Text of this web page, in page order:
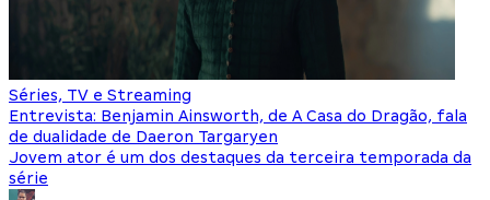
Séries, TV e Streaming
Entrevista: Benjamin Ainsworth, de A Casa do Dragão, fala
de dualidade de Daeron Targaryen
Jovem ator é um dos destaques da terceira temporada da
série